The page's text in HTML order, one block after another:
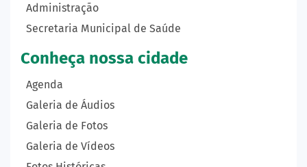
Administração
Secretaria Municipal de Saúde
Conheça nossa cidade
Agenda
Galeria de Áudios
Galeria de Fotos
Galeria de Vídeos